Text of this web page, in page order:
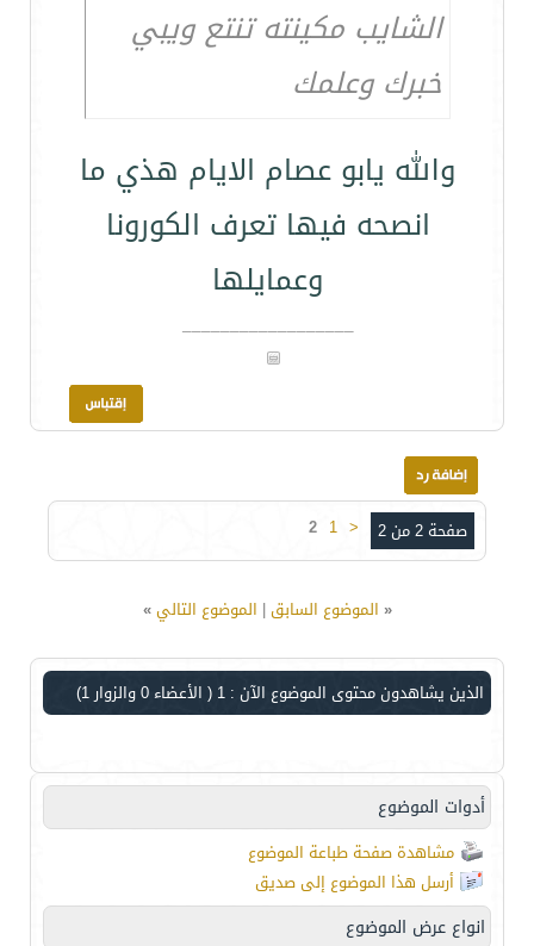
الشايب مكينته تنتع ويبي
خبرك وعلمك
والله يابو عصام الايام هذي ما
انصحه فيها تعرف الكورونا
وعمايلها
__________________
صفحة 2 من 2 <
1
2
« الموضوع السابق| الموضوع التالي»
الذين يشاهدون محتوى الموضوع الآن : 1 ( الأعضاء 0 والزوار 1)
أدوات الموضوع
مشاهدة صفحة طباعة الموضوع
أرسل هذا الموضوع إلى صديق
انواع عرض الموضوع